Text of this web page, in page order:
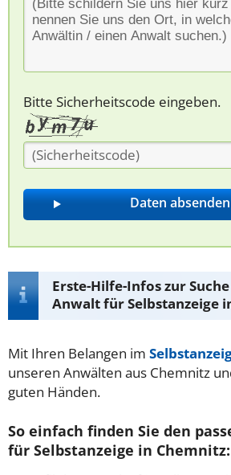
Bitte Sicherheitscode eingeben.
Erste-Hilfe-Infos zur
Anwalt für Selbstanzeige
Mit Ihren Belangen im
unseren Anwälten aus Chemnitz
guten Händen.
So einfach finden Sie den
für Selbstanzeige in Chemnitz: